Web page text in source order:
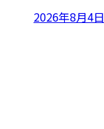
2026年8月4日